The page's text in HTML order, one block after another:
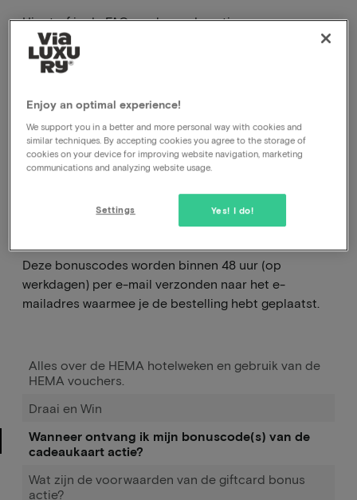
Hier tref je de FAQ van lopende acties
Alles over de HEMA hotelweken en gebruik van de
HEMA vouchers.
Draai en Win
Wanneer ontvang ik mijn bonuscode(s) van de
cadeaukaart actie?
Wat zijn de voorwaarden van de giftcard bonus
actie?
Wanneer ontvang ik mijn
bonuscode(s) van de
cadeaukaart actie?
Deze bonuscodes worden binnen 48 uur (op
werkdagen) per e-mail verzonden naar het e-
mailadres waarmee je de bestelling hebt geplaatst.
Enjoy an optimal experience!
We support you in a better and more personal way with cookies and
similar techniques. By accepting cookies you agree to the storage of
cookies on your device for improving website navigation, marketing
communications and analyzing website usage.
Yes! I do!
Settings